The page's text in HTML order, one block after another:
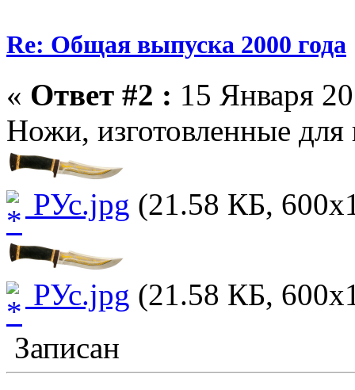
Re: Общая выпуска 2000 года
« Ответ #2 : 15 Января
Ножи, изготовленные
РУс.jpg (21.58 КБ,
РУс.jpg (21.58 КБ,
Записан